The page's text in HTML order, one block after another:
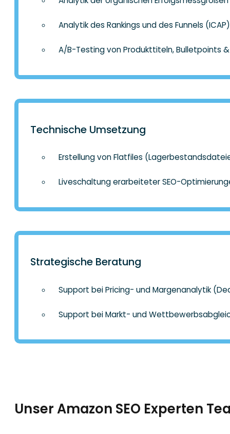
Analytik des Rankings und des Funnels (ICAP)
A/B-Testing von Produkttiteln, Bulletpoints
Technische Umsetzung
Erstellung von Flatfiles
Liveschaltung erarbeiteter SEO-
Strategische Beratung
Support bei Pricing- und Margenanalytik
Support bei Markt- und
Unser Amazon SEO Experten